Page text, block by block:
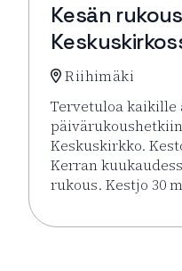
Kesän
Riihimäki
Tervetuloa kaikille
Keskuskirkko.
Kerran
rukous. Kestjo 30
Lue lisää